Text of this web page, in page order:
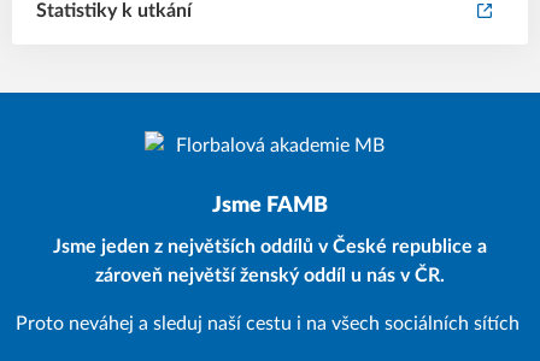
Statistiky k utkání
Jsme FAMB
Jsme jeden z největších oddílů v České republice a
zároveň největší ženský oddíl u nás v ČR.
Proto neváhej a sleduj naší cestu i na všech sociálních sítích